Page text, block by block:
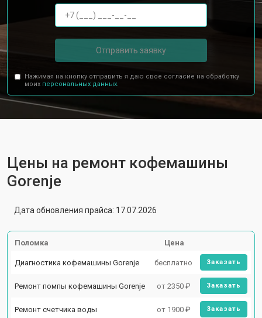
Отправить заявку
Нажимая на кнопку отправить я даю свое согласие на обработку
моих персональных данных.
Цены на ремонт кофемашины
Gorenje
Дата обновления прайса: 17.07.2026
Поломка Цена
Диагностика кофемашины Gorenje бесплатно Заказать
Ремонт помпы кофемашины Gorenje от 2350 ₽ Заказать
Ремонт счетчика воды от 1900 ₽ Заказать